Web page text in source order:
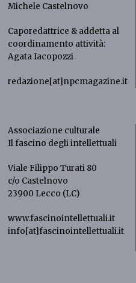
Michele Castelnovo
Caporedattrice & addetta al
coordinamento attività:
Agata Iacopozzi
redazione[at]npcmagazine.it
Associazione culturale
Il fascino degli intellettuali
Viale Filippo Turati 80
c/o Castelnovo
23900 Lecco (LC)
www.fascinointellettuali.it
info[at]fascinointellettuali.it